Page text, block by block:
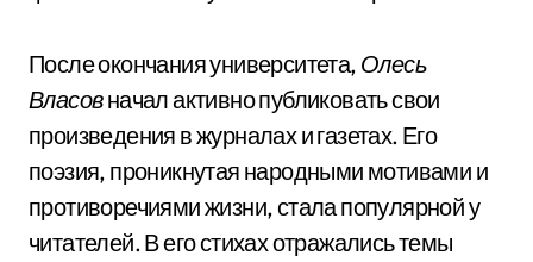
После окончания университета, Олесь
Власовначал активно публиковать свои
произведения в журналах и газетах. Его
поэзия, проникнутая народными мотивами и
противоречиями жизни, стала популярной у
читателей. В его стихах отражались темы